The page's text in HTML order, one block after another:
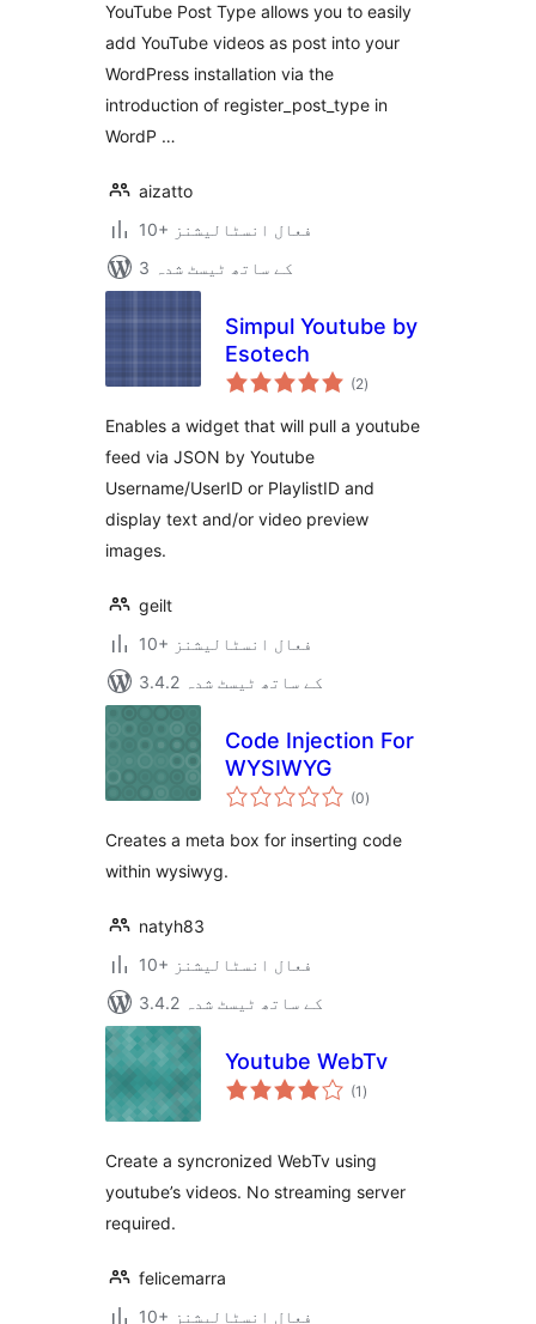
YouTube Post Type allows you to easily
add YouTube videos as post into your
WordPress installation via the
introduction of register_post_type in
WordP …
aizatto
10+ فعال انسٹالیشنز
3 کے ساتھ ٹیسٹ شدہ
Simpul Youtube by
Esotech
(2مجموعی
درجہ
)
Enables a widget that will pull a youtube
feed via JSON by Youtube
Username/UserID or PlaylistID and
display text and/or video preview
images.
geilt
10+ فعال انسٹالیشنز
3.4.2 کے ساتھ ٹیسٹ شدہ
Code Injection For
WYSIWYG
(0مجموعی
درجہ
)
Creates a meta box for inserting code
within wysiwyg.
natyh83
10+ فعال انسٹالیشنز
3.4.2 کے ساتھ ٹیسٹ شدہ
Youtube WebTv
(1 مجموعی
درجہ
)
Create a syncronized WebTv using
youtube’s videos. No streaming server
required.
felicemarra
10+ فعال انسٹالیشنز